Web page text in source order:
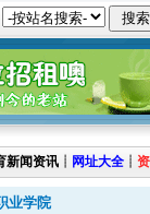
新闻资讯 ┊ 网址大全 ┊
业学院